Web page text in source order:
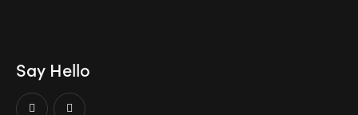
Say Hello